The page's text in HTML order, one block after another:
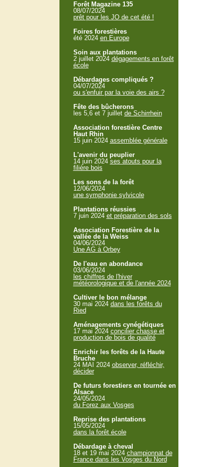
Forêt Magazine 135
08/07/2024
prêt pour les JO de cet été !
Foires forestières
été 2024 en Europe
Soin aux plantations
2 juillet 2024 dégagements en forêt
école
Débardages compliqués ?
04/07/2024
ou s'enfuir par la voie des airs ?
Fête des bûcherons
les 5,6 et 7 juillet de Schirrhein
Association forestière Centre
Haut Rhin
15 juin 2024 assemblée générale
L'avenir du peuplier
14 juin 2024 ses atouts pour la
filière bois
Les sons de la forêt
12/06/2024
une symphonie sylvicole
Plantations réussies
7 juin 2024 et préparation des sols
Association Forestière de la
vallée de la Weiss
04/06/2024
Une AG à Orbey
De l'eau en abondance
03/06/2024
les chiffres de l'hiver
météorologique et de l'année 2024
Cultiver le bon mélange
30 mai 2024 dans les forêts du
Ried
Aménagements cynégétiques
17 mai 2024 concilier chasse et
production de bois de qualité
Enrichir les forêts de la Haute
Bruche
24 MAI 2024 observer, réfléchir,
décider
De futurs forestiers en tournée en
Alsace
24/05/2024
du Forez aux Vosges
Reprise des plantations
15/05/2024
dans la forêt école
Débardage à cheval
18 et 19 mai 2024 championnat de
France dans les Vosges du Nord